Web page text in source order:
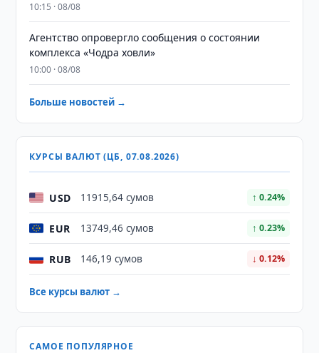
10:15 · 08/08
Агентство опровергло сообщения о состоянии
комплекса «Чодра ховли»
10:00 · 08/08
Больше новостей →
КУРСЫ ВАЛЮТ (ЦБ, 07.08.2026)
USD 11915,64 сумов ↑ 0.24%
EUR 13749,46 сумов ↑ 0.23%
RUB 146,19 сумов ↓ 0.12%
Все курсы валют →
САМОЕ ПОПУЛЯРНОЕ